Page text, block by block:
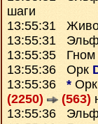
шаги
13:55:31
13:55:31 Эльф
13:55:35 Гном
13:55:36 Орк
13:55:36 * Орк
(2250)
(563)
13:55:36 Эльф